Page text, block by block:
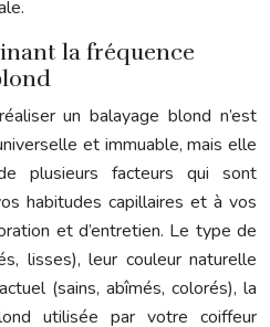
la fréquence
un balayage blond n’est
et immuable, mais elle
plusieurs facteurs qui sont
habitudes capillaires et à vos
et d’entretien. Le type de
lisses), leur couleur naturelle
(sains, abîmés, colorés), la
utilisée par votre coiffeur